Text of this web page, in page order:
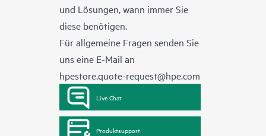
und Lösungen, wann immer Sie
diese benötigen.
Für allgemeine Fragen senden Sie
uns eine E-Mail an
hpestore.quote-request@hpe.com
Live Chat
Produktsupport